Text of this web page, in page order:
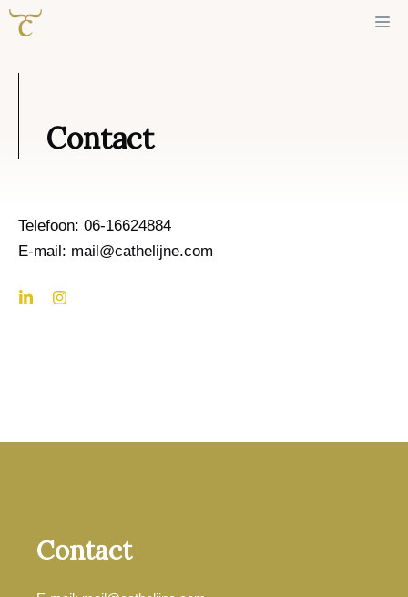
Ga
naar
Contact
Telefoon: 06-16624884
E-mail: mail@cathelijne.com
Contact